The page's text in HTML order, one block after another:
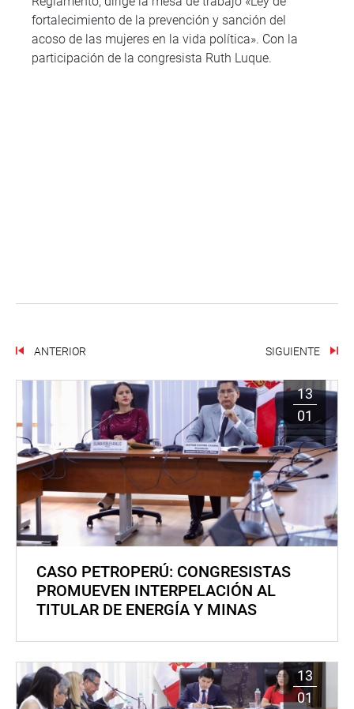
fortalecimiento de la prevención y sanción del
acoso de las mujeres en la vida política». Con la
participación de la congresista Ruth Luque.
ANTERIOR SIGUIENTE
13
01
CASO PETROPERÚ: CONGRESISTAS
PROMUEVEN INTERPELACIÓN AL
TITULAR DE ENERGÍA Y MINAS
13
01